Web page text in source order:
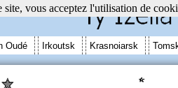
Oudé Irkoutsk Krasnoiarsk
vous acceptez l'utilisation de